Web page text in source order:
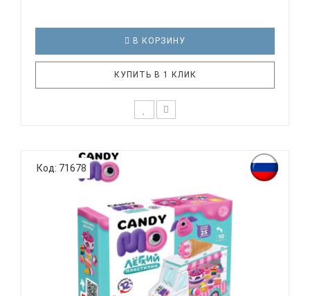
В КОРЗИНУ
КУПИТЬ В 1 КЛИК
замок". Заполни объемную книжку с историей.
Создай своих персонажей и расскажи с их
помощью свою историю. Слепи свои красочные
открытки. Все это и не только в одном
наборе.Дополнительная ИнформацияСтрана про..
Код: 71678